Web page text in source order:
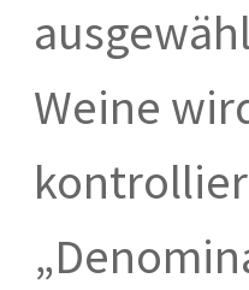
Weine